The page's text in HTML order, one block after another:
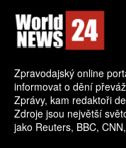
Zpravodajský online
informovat o dění
Zprávy, kam redaktoři
Zdroje jsou největší
jako Reuters, BBC,